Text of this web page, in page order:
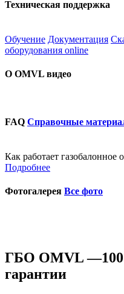
Техническая поддержка
Обучение Документация
оборудования online
О OMVL видео
FAQ Справочные
Как работает газобалонное
Подробнее
Фотогалерея Все фото
ГБО OMVL
гарантии